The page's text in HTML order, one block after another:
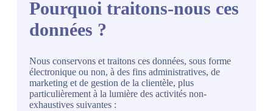
Pourquoi traitons-nous ces
données ?
Nous conservons et traitons ces données, sous forme
électronique ou non, à des fins administratives, de
marketing et de gestion de la clientèle, plus
particulièrement à la lumière des activités non-
exhaustives suivantes :